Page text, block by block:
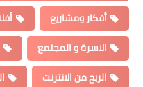
أفكار ومشاريع
الاسرة و المجتمع
الربح من الانترنت